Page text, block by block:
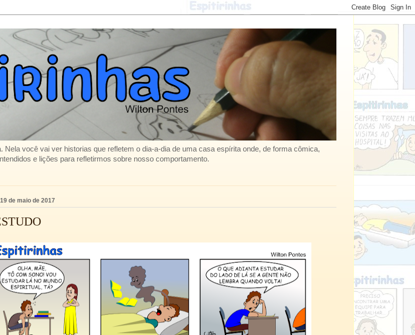
você vai ver historias que refletem o dia-a-dia de uma casa espírita onde, de forma cômica,
e lições para refletirmos sobre nosso comportamento.
de maio de 2017